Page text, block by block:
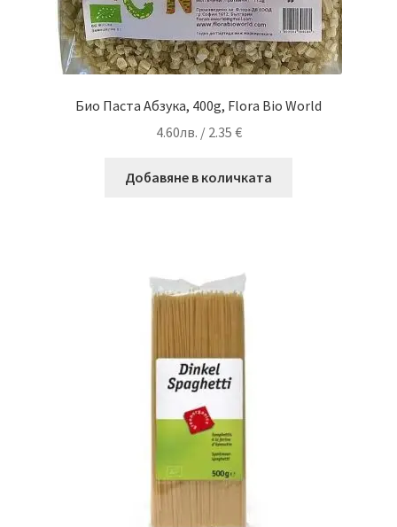
Био Паста Абзука, 400g, Flora Bio World
4.60лв. / 2.35 €
Добавяне в количката